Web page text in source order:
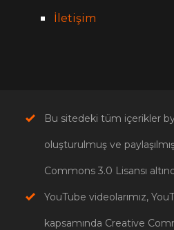
İletişim
Bu sitedeki tüm içerikler
oluşturulmuş ve
Commons 3.0 Lisansı
YouTube videolarımız,
kapsamında Creative